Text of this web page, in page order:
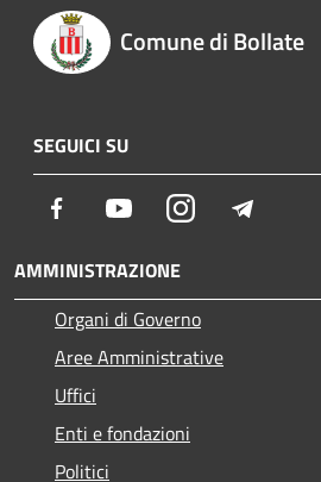
Comune di Bollate
SEGUICI SU
Facebook YoutubeInstagram
AMMINISTRAZIONE
Organi di Governo
Aree Amministrative
Uffici
Enti e fondazioni
Politici